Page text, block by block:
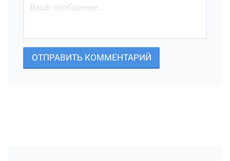
ОТПРАВИТЬ КОММЕНТАРИЙ